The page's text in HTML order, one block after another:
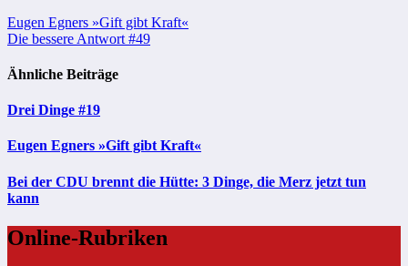
Beitragsnavigation
Eugen Egners »Gift gibt Kraft«
Die bessere Antwort #49
Ähnliche Beiträge
Drei Dinge #19
Eugen Egners »Gift gibt Kraft«
Bei der CDU brennt die Hütte: 3 Dinge, die Merz jetzt tun
kann
Online-Rubriken